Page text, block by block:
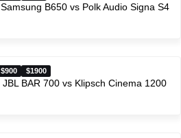
Samsung B650 vs Polk Audio Signa S4
$900 $1900
JBL BAR 700 vs Klipsch Cinema 1200